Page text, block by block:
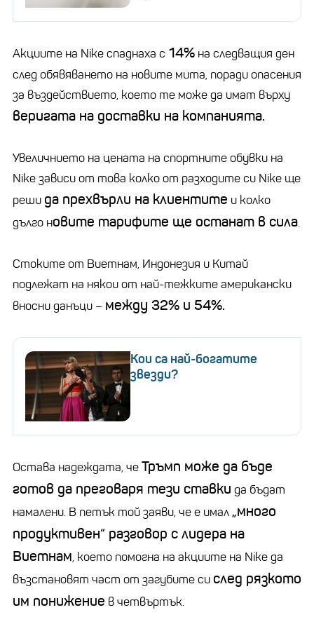
Акциите на Nike спаднаха с 14% на следващия ден
след обявяването на новите мита, поради опасения
за въздействието, което те може да имат върху
веригата на доставки на компанията.
Увеличнието на цената на спортните обувки на
Nike зависи от това колко от разходите си Nike ще
реши да прехвърли на клиентите и колко
дълго новите тарифите ще останат в сила.
Стоките от Виетнам, Индонезия и Китай
подлежат на някои от най-тежките американски
вносни данъци – между 32% и 54%.
Кои са най-богатите
звезди?
Остава надеждата, чеТръмп може да бъде
готов да преговаря тези ставки да бъдат
намалени. В петък той заяви, че е имал „много
продуктивен“ разговор с лидера на
Виетнам, което помогна на акциите на Nike да
възстановят част от загубите сислед рязкото
им понижение в четвъртък.